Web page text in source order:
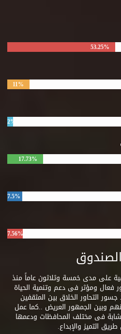
53.25%
11%
2%
17.73%
7.5%
7.56%
على مدى خمسة وثلاثون عاماً منذ
أن يقوم بدور فعال ومؤثر فى دعم وتنمية الحياة
التحاور الخلاق بين المثقفين
وبين الجمهور العريض ..كما عمل
فى مختلف المحافظات ودعمها
التميز والإبداع.